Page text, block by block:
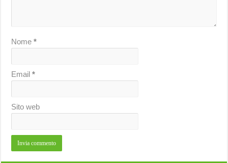
Nome*
Email*
Sito web